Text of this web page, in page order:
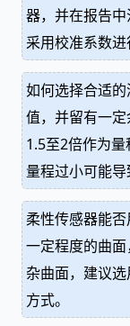
器，并在报告
采用校准系数进
如何选择合适
值，并留有一
1.5至2倍作为量
量程过小可能导
柔性传感器能
一定程度的曲
杂曲面，建议
方式。